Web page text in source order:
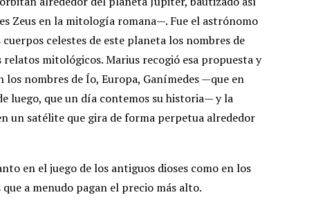
Zeus en la mitología romana—. Fue el astrónomo
celestes de este planeta los nombres de
relatos mitológicos. Marius recogió esa propuesta y
nombres de Ío, Europa, Ganímedes —que en
luego, que un día contemos su historia— y la
un satélite que gira de forma perpetua alrededor
en el juego de los antiguos dioses como en los
a menudo pagan el precio más alto.